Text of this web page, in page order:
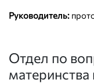
Руководитель:
Отдел по
материнства